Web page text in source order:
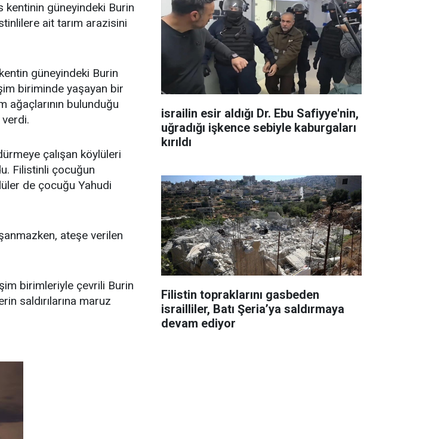
kentinin güneyindeki Burin
ait tarım arazisini
güneyindeki Burin
biriminde yaşayan bir
ağaçlarının bulunduğu
çalışan köylüleri
Filistinli çocuğun
de çocuğu Yahudi
ateşe verilen
birimleriyle çevrili Burin
saldırılarına maruz
israilin esir aldığı Dr. Ebu Safiyye'nin,
uğradığı işkence sebiyle kaburgaları
kırıldı
Filistin topraklarını gasbeden
israilliler, Batı Şeria’ya saldırmaya
devam ediyor